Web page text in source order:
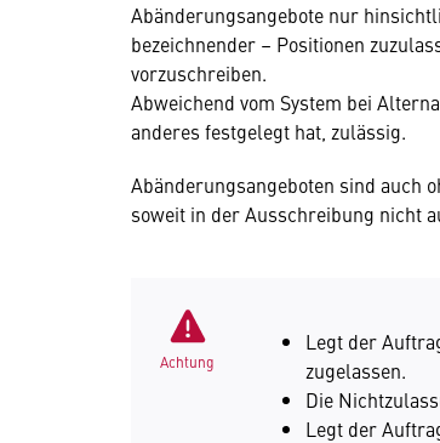
Abänderungsangebote nur
bezeichnender – Positionen
vorzuschreiben.
Abweichend vom System bei
anderes festgelegt hat, zulässig.
Abänderungsangeboten sind auch
soweit in der Ausschreibung nicht
Achtung
Legt der
zugelassen.
Die
Legt der